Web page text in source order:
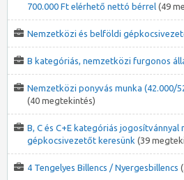
700.000 Ft elérhető nettó bérrel (49
Nemzetközi és belföldi
B kategóriás, nemzetközi furgonos
Nemzetközi ponyvás munka (42.000/
(40 megtekintés)
B, C és C+E kategóriás jogosítvánnyal
gépkocsivezetőt keresünk (39
4 Tengelyes Billencs / Nyergesbillencs